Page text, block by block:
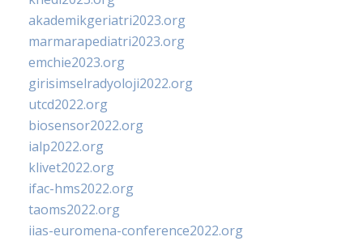
akademikgeriatri2023.org
marmarapediatri2023.org
emchie2023.org
girisimselradyoloji2022.org
utcd2022.org
biosensor2022.org
ialp2022.org
klivet2022.org
ifac-hms2022.org
taoms2022.org
iias-euromena-conference2022.org